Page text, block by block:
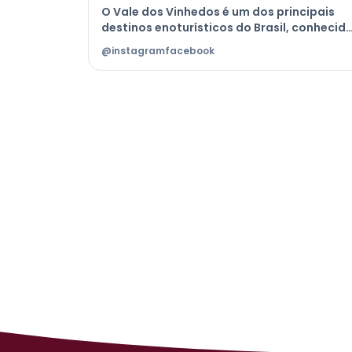
O Vale dos Vinhedos é um dos principais
destinos enoturísticos do Brasil,
por suas vinícolas, paisagens de parreirais
e experiências que unem tradição, cultura
e gastronomia típica da Serra Gaúcha.
@instagramfacebook